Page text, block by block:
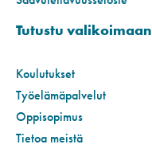
Tutustu valikoimaan
Koulutukset
Työelämäpalvelut
Oppisopimus
Tietoa meistä